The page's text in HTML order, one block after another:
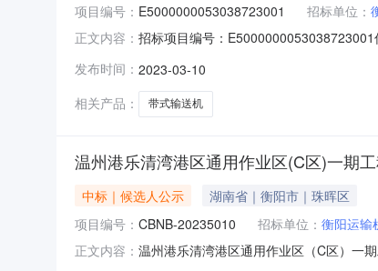
项目编号： E5000000053038723001 招标单位：
正文内容： 招标项目编号：
同签订后6个日历天;质量要求:达到或高于
发布时间： 2023-03-10
相关产品：
带式输送机
温州港乐清湾港区通用作业区(C区)一期
中标｜候选人公示
湖南省｜衡阳市｜珠晖区
项目编号： CBNB-20235010 招标单位： 衡阳运输
正文内容： 温州港乐清湾港区通用作业区（C区）一